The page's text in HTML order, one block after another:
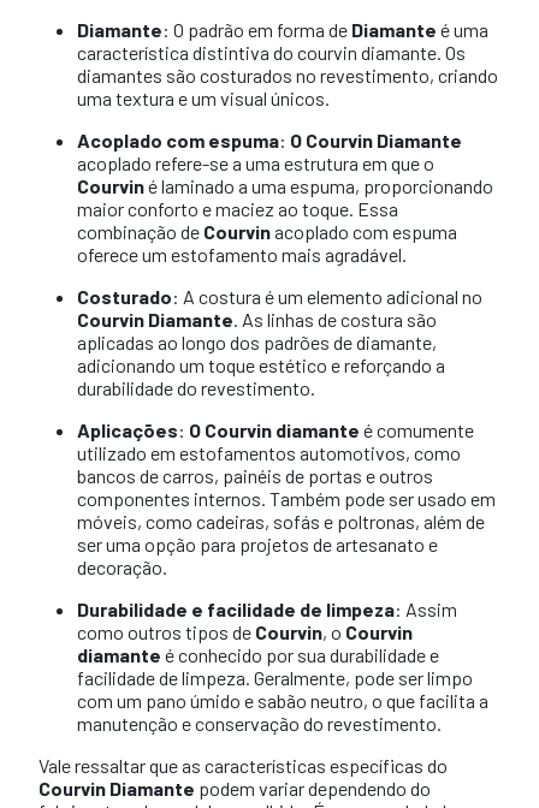
Diamante: O padrão em forma de Diamante é uma
característica distintiva do courvin diamante. Os
diamantes são costurados no revestimento, criando
uma textura e um visual únicos.
Acoplado com espuma: O Courvin Diamante
acoplado refere-se a uma estrutura em que o
Courviné laminado a uma espuma, proporcionando
maior conforto e maciez ao toque. Essa
combinação de Courvinacoplado com espuma
oferece um estofamento mais agradável.
Costurado: A costura é um elemento adicional no
Courvin Diamante . As linhas de costura são
aplicadas ao longo dos padrões de diamante,
adicionando um toque estético e reforçando a
durabilidade do revestimento.
Aplicações: O Courvin diamante é comumente
utilizado em estofamentos automotivos, como
bancos de carros, painéis de portas e outros
componentes internos. Também pode ser usado em
móveis, como cadeiras, sofás e poltronas, além de
ser uma opção para projetos de artesanato e
decoração.
Durabilidade e facilidade de limpeza: Assim
como outros tipos de Courvin, o Courvin
diamante é conhecido por sua durabilidade e
facilidade de limpeza. Geralmente, pode ser limpo
com um pano úmido e sabão neutro, o que facilita a
manutenção e conservação do revestimento.
Vale ressaltar que as características específicas do
Courvin Diamante podem variar dependendo do